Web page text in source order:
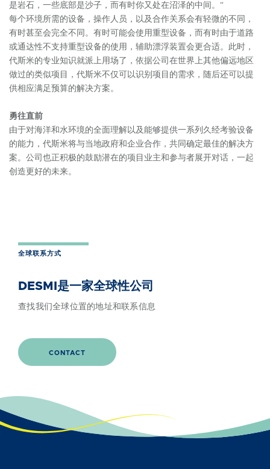
是岩石，一些底部是沙子，而有时你又处在沼泽的中间。”
每个环境所需的设备，操作人员，以及合作关系会有轻微的不同，
有时甚至会完全不同。有时可能会使用重型设备，而有时由于道路
或通达性不支持重型设备的使用，辅助漂浮装置会更合适。此时，
代斯米的专业知识就派上用场了，依据公司在世界上其他偏远地区
做过的类似项目，代斯米不仅可以识别项目的需求，随后还可以提
供相应满足预算的解决方案。
勇往直前
由于对海洋和水环境的全面理解以及能够提供一系列久经考验设备
的能力，代斯米将与当地政府和企业合作，共同确定最佳的解决方
案。公司也正积极的鼓励潜在的项目业主和参与者展开对话，一起
创造更好的未来。
全球联系方式
DESMI是一家全球性公司
查找我们全球位置的地址和联系信息
CONTACT